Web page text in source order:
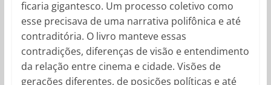
ficaria gigantesco. Um processo coletivo como
esse precisava de uma narrativa polifônica e até
contraditória. O livro manteve essas
contradições, diferenças de visão e entendimento
da relação entre cinema e cidade. Visões de
gerações diferentes, de posições políticas e até